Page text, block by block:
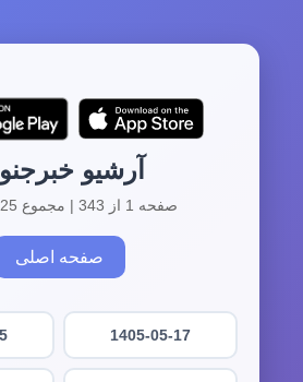
آرشیو
صفحه 1 از 343 | مجموع 3425 آرشیو
صفحه اصلی
1405-05-17